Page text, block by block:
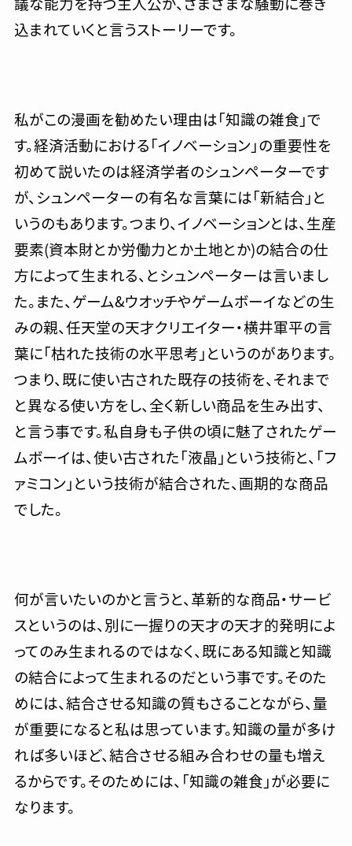
込まれていくと言うストーリーです。
私がこの漫画を勧めたい理由は「知識の雑食」で
す。経済活動における「イノベーション」の重要性を
初めて説いたのは経済学者のシュンペーターです
が、シュンペーターの有名な言葉には「新結合」と
いうのもあります。つまり、イノベーションとは、生産
要素(資本財とか労働力とか土地とか)の結合の仕
方によって生まれる、とシュンペーターは言いまし
た。また、ゲーム&ウオッチやゲームボーイなどの生
みの親、任天堂の天才クリエイター・横井軍平の言
葉に「枯れた技術の水平思考」というのがあります。
つまり、既に使い古された既存の技術を、それまで
と異なる使い方をし、全く新しい商品を生み出す、
と言う事です。私自身も子供の頃に魅了されたゲー
ムボーイは、使い古された「液晶」という技術と、「フ
ァミコン」という技術が結合された、画期的な商品
でした。
何が言いたいのかと言うと、革新的な商品・サービ
スというのは、別に一握りの天才の天才的発明によ
ってのみ生まれるのではなく、既にある知識と知識
の結合によって生まれるのだという事です。そのた
めには、結合させる知識の質もさることながら、量
が重要になると私は思っています。知識の量が多け
れば多いほど、結合させる組み合わせの量も増え
るからです。そのためには、「知識の雑食」が必要に
なります。